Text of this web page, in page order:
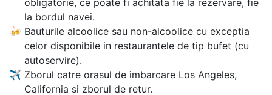
la bordul navei.
🍻 Bauturile alcoolice sau non-alcoolice cu exceptia
celor disponibile in restaurantele de tip bufet (cu
autoservire).
✈ Zborul catre orasul de imbarcare Los Angeles,
California si zborul de retur.